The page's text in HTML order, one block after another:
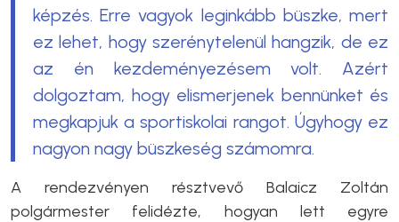
képzés. Erre vagyok leginkább büszke, mert
ez lehet, hogy szerénytelenül hangzik, de ez
az én kezdeményezésem volt. Azért
dolgoztam, hogy elismerjenek bennünket és
megkapjuk a sportiskolai rangot. Úgyhogy ez
nagyon nagy büszkeség számomra.
A rendezvényen résztvevő Balaicz Zoltán
polgármester felidézte, hogyan lett egyre